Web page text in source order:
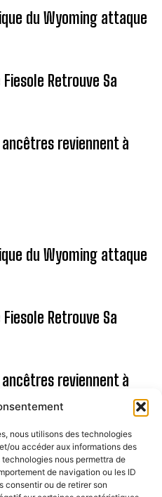
nous utilisons des technologies
ou accéder aux informations des
nous permettra de
de navigation ou les ID
consentir ou de retirer son
du Wyoming attaque
Retrouve Sa
reviennent à
du Wyoming attaque
Retrouve Sa
reviennent à